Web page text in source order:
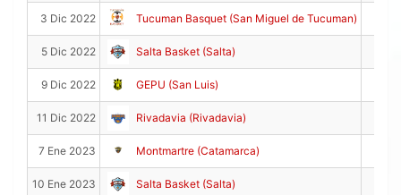
3 Dic 2022 Tucuman Basquet (San Miguel de Tucuman)
5 Dic 2022 Salta Basket (Salta)
9 Dic 2022 GEPU (San Luis)
11 Dic 2022 Rivadavia (Rivadavia)
7 Ene 2023 Montmartre (Catamarca)
10 Ene 2023 Salta Basket (Salta)